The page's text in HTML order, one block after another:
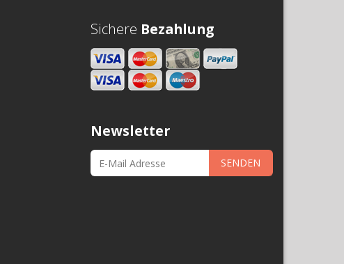
Sichere Bezahlung
Newsletter
SENDEN